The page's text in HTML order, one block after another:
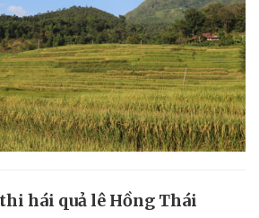
hái quả lê Hồng Thái